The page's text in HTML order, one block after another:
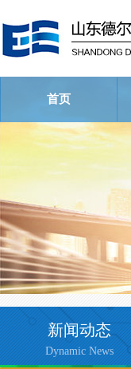
首页
新闻动态
Dynamic News